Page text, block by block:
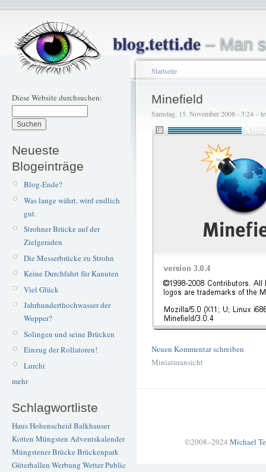
blog.tetti.de– Man
Diese Website durchsuchen:
Neueste
Blogeinträge
Blog-Ende?
Was lange währt, wird endlich
gut.
Strohner Brücke auf der
Zielgeraden
Die Messerbrücke zu Strohn
Keine Durchfahrt für Kanuten
Viel Glück
Jahrhunderthochwasser der
Wupper?
Solingen und seine Brücken
Einzug der Rollatoren!
Lurchi
mehr
Schlagwortliste
Haus Hohenscheid Balkhauser
Kotten Müngsten Adventskalender
Müngstener BrückeBrückenpark
Güterhallen Werbung WetterPublic
Startseite
Minefield
Samstag, 15. November 2008 - 3:24 –
Neuen Kommentar schreiben
Miniaturansicht
©2008–2024 Michael